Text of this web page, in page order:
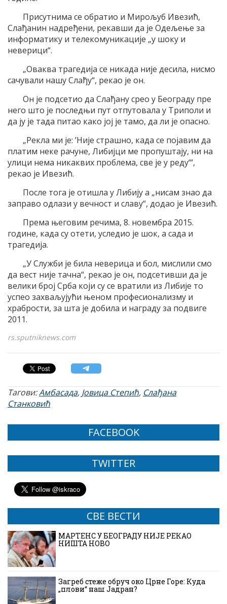
Присутнима се обратио и Мирољуб Ивезић,
Слађанин надређени, рекавши да је Одељење за
информатику и телекомуникације „у шоку и
неверици“.
„Оваква трагедија се никада није десила, нисмо
сачували нашу Слађу“, рекао је он.
Он је подсетио да Слађану срео у Београду пре
него што је последњи пут отпутовала у Триполи и
да ју је тада питао како јој је тамо, да ли је опасно.
„Рекла ми је: ’Није страшно, када се појавим да
платим неке рачуне, Либијци ме пропуштају, ни на
улици нема никаквих проблема, све је у реду‘“,
рекао је Ивезић.
После тога је отишла у Либију а „нисам знао да
заправо одлази у вечност и славу“, додао је Ивезић.
Према његовим речима, 8. новембра 2015.
године, када су отети, уследио је шок, а сада и
трагедија.
„У Служби је била неверица и бол, мислили смо
да вест није тачна“, рекао је он, подсетивши да је
велики број Срба који су се вратили из Либије то
успео захваљујући њеном професионализму и
храбрости, за шта је добила и награду за подвиге
2011.
rs.sputniknews.com
Тагови:Амбасада, Јовица Степић, Слађана
Станковић
FACEBOOK
TWITTER
СВЕ ВЕСТИ
МАРТЕНС У БЕОГРАДУ НИЈЕ РЕКАО
НИШТА НОВО
Загреб стеже обруч око Црне Горе: Куда
„плови“ наш Јадран?